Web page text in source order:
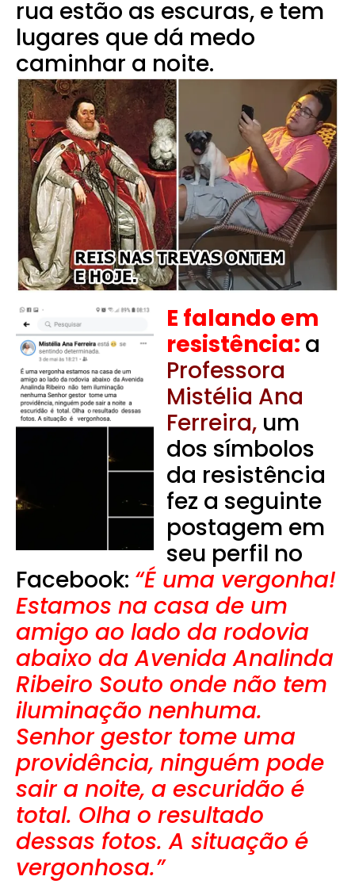
rua estão as escuras, e tem
lugares que dá medo
caminhar a noite.
E falando em
resistência: a
Professora
Mistélia Ana
Ferreira, um
dos símbolos
da resistência
fez a seguinte
postagem em
seu perfil no
Facebook: “É uma vergonha!
Estamos na casa de um
amigo ao lado da rodovia
abaixo da Avenida Analinda
Ribeiro Souto onde não tem
iluminação nenhuma.
Senhor gestor tome uma
providência, ninguém pode
sair a noite, a escuridão é
total. Olha o resultado
dessas fotos. A situação é
vergonhosa.”